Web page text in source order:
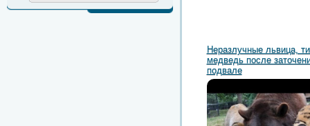
Неразлучные львица,
медведь после
подвале